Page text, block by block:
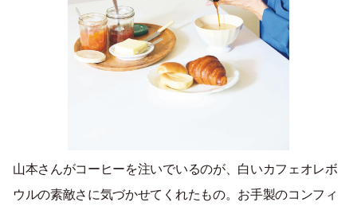
山本さんがコーヒーを注いでいるのが、白いカフェオレボ
ウルの素敵さに気づかせてくれたもの。お手製のコンフィ